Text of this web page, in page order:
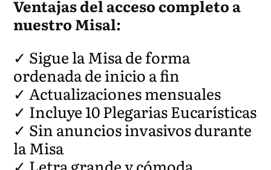
Ventajas del acceso completo a
nuestro Misal:
✓ Sigue la Misa de forma
ordenada de inicio a fin
✓ Actualizaciones mensuales
✓ Incluye 10 Plegarias Eucarísticas
✓ Sin anuncios invasivos durante
la Misa